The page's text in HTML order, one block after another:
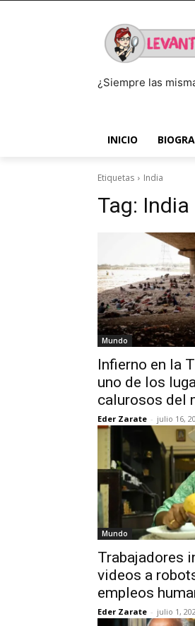
¿Siempre las
INICIO
Etiquetas India
Tag: India
Mundo
Infierno en la
uno de los
calurosos del
Eder Zarate - julio 16,
Mundo
Trabajadores
videos a
empleos
Eder Zarate - julio 1,